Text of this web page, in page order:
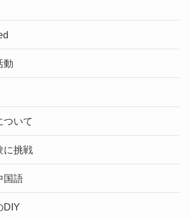
動
ついて
に挑戦
国語
DIY